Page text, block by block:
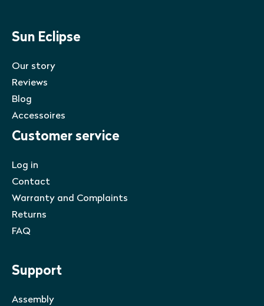
Sun Eclipse
Our story
Reviews
Blog
Accessoires
Customer service
Log in
Contact
Warranty and Complaints
Returns
FAQ
Support
Assembly